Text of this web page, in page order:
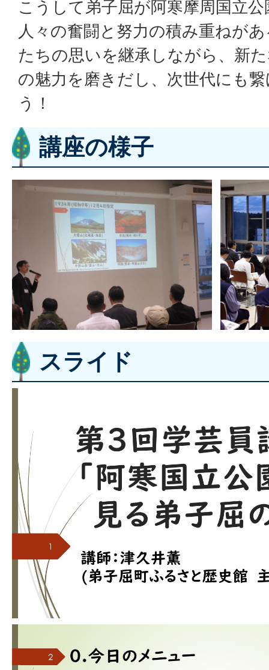
こうして弟子屈が阿寒摩周国立
人々の奮闘と努力の積み重ねが
たちの思いを継承しながら、新
の魅力を磨きだし、次世代にも
う！
講座の様子
スライド